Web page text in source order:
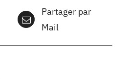
Partager par
Mail